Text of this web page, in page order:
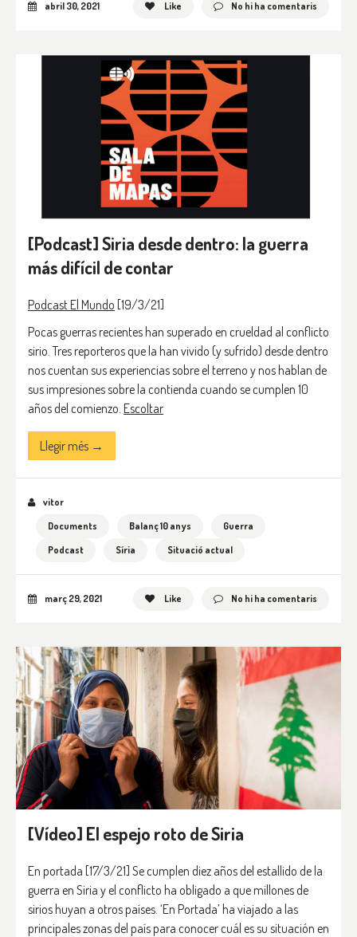
abril 30, 2021 Like No hi ha comentaris
[Podcast] Siria desde dentro: la guerra
más difícil de contar
Podcast El Mundo [19/3/21]
Pocas guerras recientes han superado en crueldad al conflicto
sirio. Tres reporteros que la han vivido (y sufrido) desde dentro
nos cuentan sus experiencias sobre el terreno y nos hablan de
sus impresiones sobre la contienda cuando se cumplen 10
años del comienzo. Escoltar
Llegir més →
vitor
Documents
Balanç 10 anys
Guerra
Podcast
Síria Situació actual
març 29, 2021 Like No hi ha comentaris
[Vídeo] El espejo roto de Siria
En portada [17/3/21] Se cumplen diez años del estallido de la
guerra en Siria y el conflicto ha obligado a que millones de
sirios huyan a otros países. ‘En Portada’ ha viajado a las
principales zonas del país para conocer cuál es su situación en